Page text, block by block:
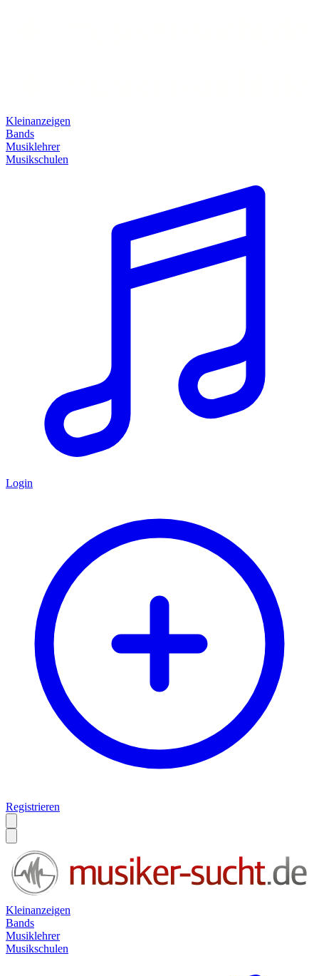
Kleinanzeigen
Bands
Musiklehrer
Musikschulen
Login
Registrieren
Kleinanzeigen
Bands
Musiklehrer
Musikschulen